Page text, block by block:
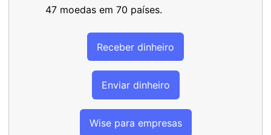
47 moedas em 70 países.
Receber dinheiro
Enviar dinheiro
Wise para empresas